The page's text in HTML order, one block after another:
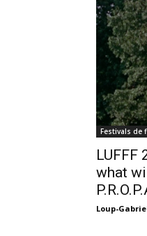
Festivals de
LUFFF
what
Loup-